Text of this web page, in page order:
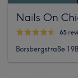
Nails On
65
Borsbergstraße